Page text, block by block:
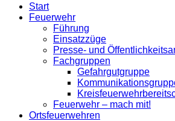
Start
Feuerwehr
Führung
Einsatzzüge
Presse- und
Fachgruppen
Gefahrgutgruppe
Feuerwehr – mach mit!
Ortsfeuerwehren